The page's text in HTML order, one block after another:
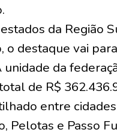
da Região
o destaque vai
unidade da
de R$
entre
Pelotas e Passo